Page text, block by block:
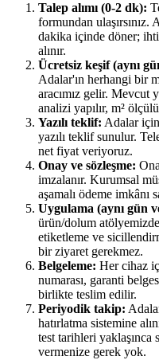
Talep alımı (0-2 dk):
formundan
dakika içinde döner;
alınır.
Ücretsiz keşif (aynı
Adalar'ın herhangi bir
aracımız gelir. Mevcut
analizi yapılır, m²
Yazılı teklif: Adalar
yazılı teklif sunulur.
net fiyat veriyoruz.
Onay ve sözleşme:
imzalanır. Kurumsal
aşamalı ödeme imkânı
Uygulama (aynı gün
ürün/dolum
etiketleme ve
bir ziyaret gerekmez.
Belgeleme: Her cihaz
numarası, garanti
birlikte teslim edilir.
Periyodik takip:
hatırlatma sistemine
test tarihleri yaklaşınca
vermenize gerek yok.